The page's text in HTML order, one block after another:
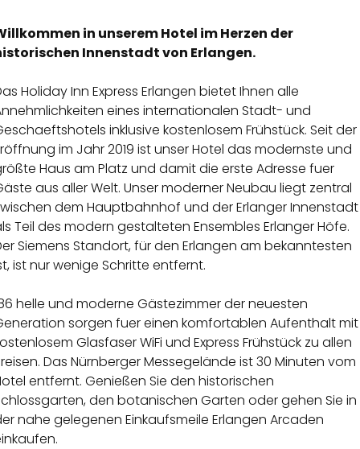
in unserem Hotel im Herzen der
Innenstadt von Erlangen.
Holiday Inn Express Erlangen bietet Ihnen alle
eines internationalen Stadt- und
inklusive kostenlosem Frühstück. Seit der
im Jahr 2019 ist unser Hotel das modernste und
Haus am Platz und damit die erste Adresse fuer
aus aller Welt. Unser moderner Neubau liegt zentral
dem Hauptbahnhof und der Erlanger Innenstadt
Teil des modern gestalteten Ensembles Erlanger Höfe.
Siemens Standort, für den Erlangen am bekanntesten
ist nur wenige Schritte entfernt.
helle und moderne Gästezimmer der neuesten
sorgen fuer einen komfortablen Aufenthalt mit
Glasfaser WiFi und Express Frühstück zu allen
Das Nürnberger Messegelände ist 30 Minuten vom
entfernt. Genießen Sie den historischen
den botanischen Garten oder gehen Sie in
nahe gelegenen Einkaufsmeile Erlangen Arcaden